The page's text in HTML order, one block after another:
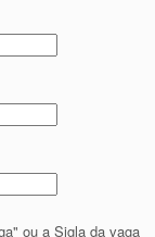
ou a Sigla da vaga